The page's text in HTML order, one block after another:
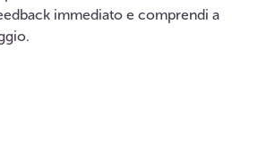
immediato e comprendi a